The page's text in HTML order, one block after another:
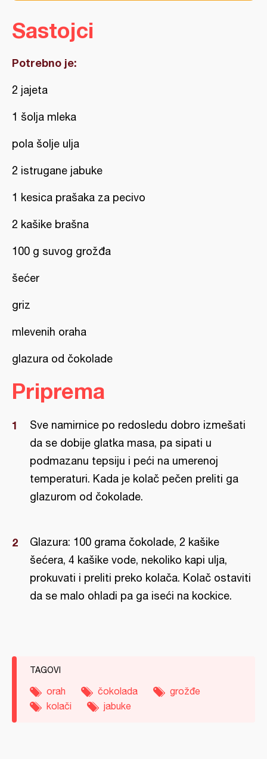
Sastojci
Potrebno je:
2 jajeta
1 šolja mleka
pola šolje ulja
2 istrugane jabuke
1 kesica prašaka za pecivo
2 kašike brašna
100 g suvog grožđa
šećer
griz
mlevenih oraha
glazura od čokolade
Priprema
Sve namirnice po redosledu dobro izmešati
da se dobije glatka masa, pa sipati u
podmazanu tepsiju i peći na umerenoj
temperaturi. Kada je kolač pečen preliti ga
glazurom od čokolade.
Glazura: 100 grama čokolade, 2 kašike
šećera, 4 kašike vode, nekoliko kapi ulja,
prokuvati i preliti preko kolača. Kolač ostaviti
da se malo ohladi pa ga iseći na kockice.
TAGOVI
orah čokolada
grožđe
kolači
jabuke